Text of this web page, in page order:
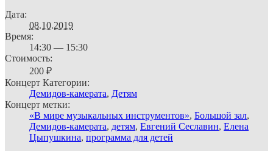
Дата:
08.10.2019
Время:
14:30 — 15:30
Стоимость:
200 ₽
Концерт Категории:
Демидов-камерата, Детям
Концерт метки:
«В мире музыкальных инструментов», Большой зал,
Демидов-камерата, детям, Евгений Сеславин, Елена
Цыпушкина, программа для детей